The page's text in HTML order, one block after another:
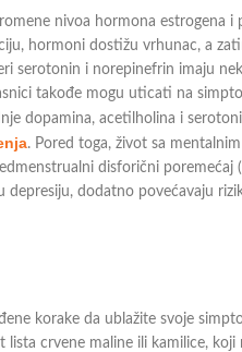
nivoa hormona estrogena
hormoni dostižu vrhunac, a
serotonin i norepinefrin imaju
takođe mogu uticati na
dopamina, acetilholina i
. Pored toga, život sa
disforični
dodatno povećavaju
korake da ublažite svoje
crvene maline ili kamilice,